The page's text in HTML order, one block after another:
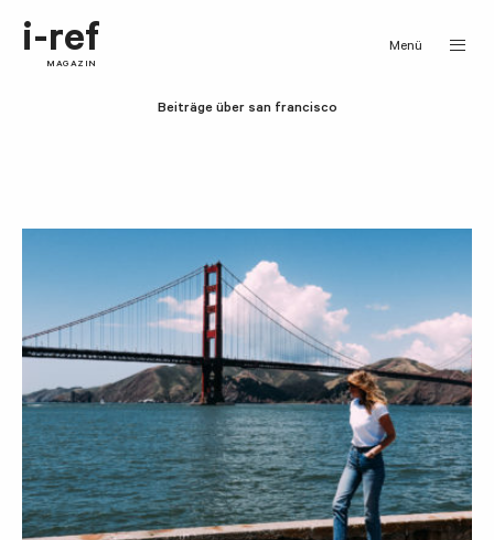
i-ref
MAGAZIN
Menü
Beiträge über san francisco